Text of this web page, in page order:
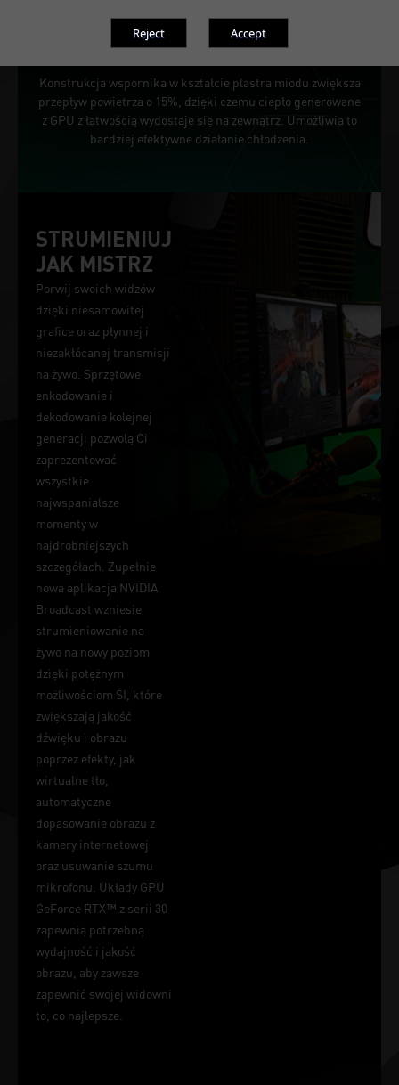
Jak plaster miodu
Konstrukcja wspornika w kształcie plastra miodu zwiększa
przepływ powietrza o 15%, dzięki czemu ciepło generowane
z GPU z łatwością wydostaje się na zewnątrz. Umożliwia to
bardziej efektywne działanie chłodzenia.
STRUMIENIUJ
JAK MISTRZ
Porwij swoich widzów
dzięki niesamowitej
grafice oraz płynnej i
niezakłócanej transmisji
na żywo. Sprzętowe
enkodowanie i
dekodowanie kolejnej
generacji pozwolą Ci
zaprezentować
wszystkie
najwspanialsze
momenty w
najdrobniejszych
szczegółach. Zupełnie
nowa aplikacja NVIDIA
Broadcast wzniesie
strumieniowanie na
żywo na nowy poziom
dzięki potężnym
możliwościom SI, które
zwiększają jakość
dźwięku i obrazu
poprzez efekty, jak
wirtualne tło,
automatyczne
dopasowanie obrazu z
kamery internetowej
oraz usuwanie szumu
mikrofonu. Układy GPU
GeForce RTX™ z serii 30
zapewnią potrzebną
wydajność i jakość
obrazu, aby zawsze
zapewnić swojej widowni
to, co najlepsze.